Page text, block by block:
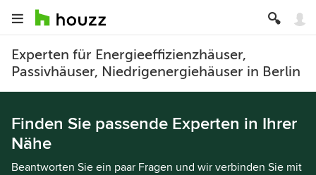
Experten für Energieeffizienzhäuser,
Passivhäuser, Niedrigenergiehäuser in Berlin
Finden Sie passende Experten in Ihrer
Nähe
Beantworten Sie ein paar Fragen und wir verbinden Sie mit